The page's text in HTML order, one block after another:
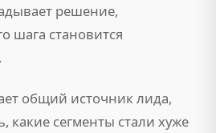
решение,
шага становится
общий источник лида,
какие сегменты стали хуже